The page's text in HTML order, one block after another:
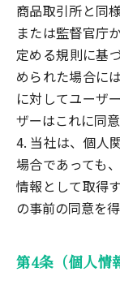
商品取引所と同
または監督官庁
定める規則に基
められた場合に
に対してユーザ
ザーはこれに同
4. 当社は、個人
場合であっても
情報として取得
の事前の同意を
第4条（個人情